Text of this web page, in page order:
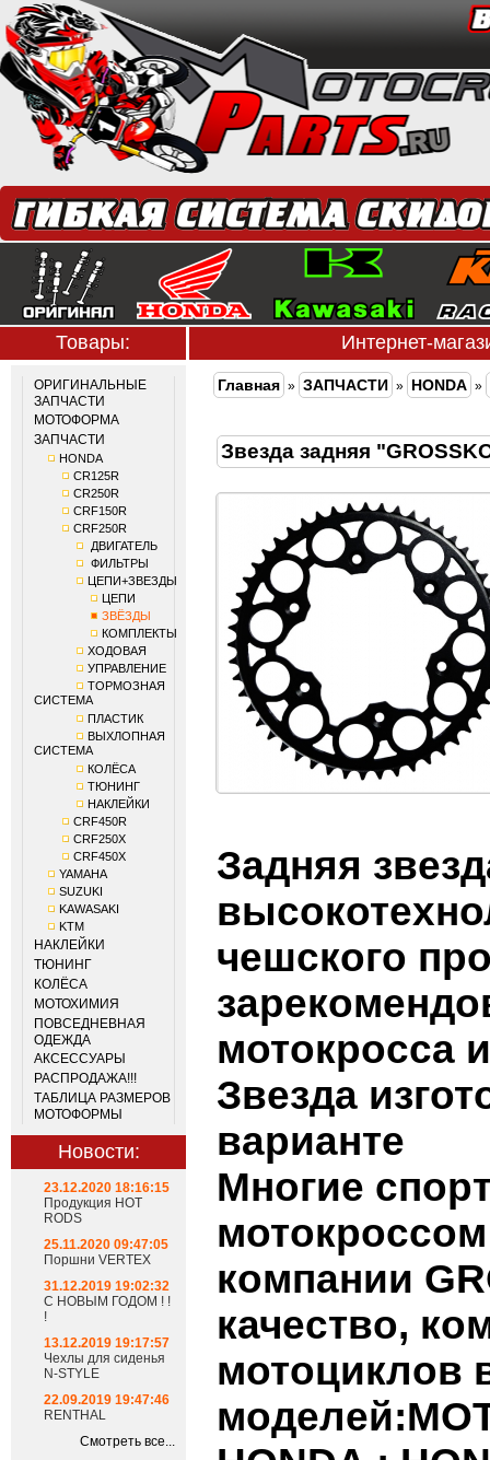
Товары: Интернет-
ОРИГИНАЛЬНЫЕ
ЗАПЧАСТИ
МОТОФОРМА
ЗАПЧАСТИ
HONDA
CR125R
CR250R
CRF150R
CRF250R
ДВИГАТЕЛЬ
ФИЛЬТРЫ
ЦЕПИ+ЗВЕЗДЫ
ЦЕПИ
ЗВЁЗДЫ
КОМПЛЕКТЫ
ХОДОВАЯ
УПРАВЛЕНИЕ
ТОРМОЗНАЯ
СИСТЕМА
ПЛАСТИК
ВЫХЛОПНАЯ
СИСТЕМА
КОЛЁСА
ТЮНИНГ
НАКЛЕЙКИ
CRF450R
CRF250X
CRF450X
YAMAHA
SUZUKI
KAWASAKI
KTM
НАКЛЕЙКИ
ТЮНИНГ
КОЛЁСА
МОТОХИМИЯ
ПОВСЕДНЕВНАЯ
ОДЕЖДА
АКСЕССУАРЫ
РАСПРОДАЖА!!!
ТАБЛИЦА РАЗМЕРОВ
МОТОФОРМЫ
Новости:
23.12.2020 18:16:15
Продукция HOT
RODS
25.11.2020 09:47:05
Поршни VERTEX
31.12.2019 19:02:32
С НОВЫМ ГОДОМ ! !
!
13.12.2019 19:17:57
Чехлы для сиденья
N-STYLE
22.09.2019 19:47:46
RENTHAL
Смотреть все...
Главная » ЗАПЧАСТИ » HONDA »
Звезда задняя
Задняя
чешского
мотокросса
Звезда
варианте
Многие
компании
качество,
мотоциклов
моделей: